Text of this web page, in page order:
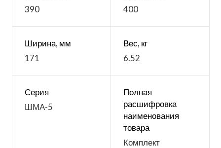
390
400
Ширина, мм
171
Вес, кг
6.52
Серия
ШМА-5
Полная
расшифровка
наименования
товара
Комплект